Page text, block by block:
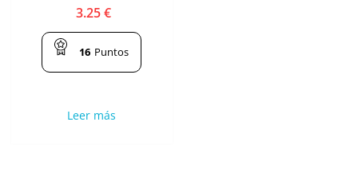
3.25€
16 Puntos
Leer más